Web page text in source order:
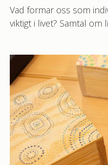
Vad formar oss som
viktigt i livet? Samtal om